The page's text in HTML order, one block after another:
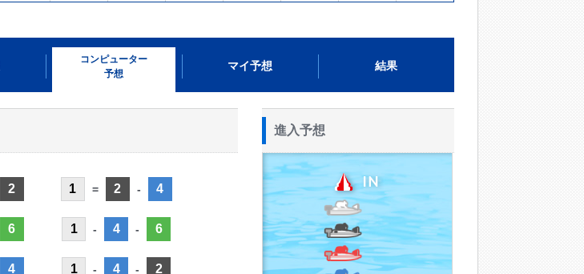
コンピューター
予想
マイ予想 結果
2
6
4
1 = 2 - 4
1 - 4 - 6
1 - 4 - 2
進入予想